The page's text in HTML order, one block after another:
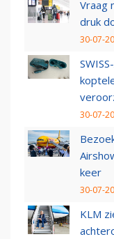
Vraag
druk
30-07-
30-07-
keer
30-07-
KLM